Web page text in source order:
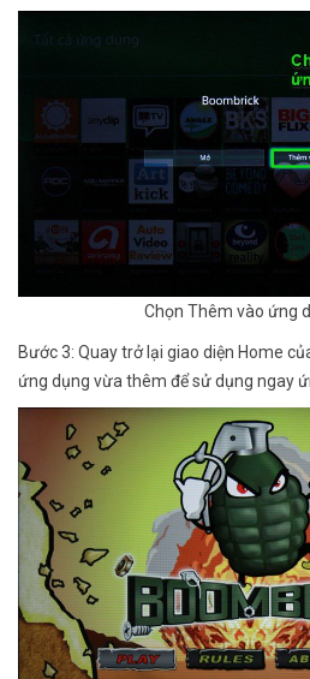
Chọn Thêm vào ứng
Bước 3: Quay trở lại giao diện Home
ứng dụng vừa thêm để sử dụng ngay